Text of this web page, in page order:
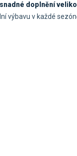
doplnění
výbavu v každé